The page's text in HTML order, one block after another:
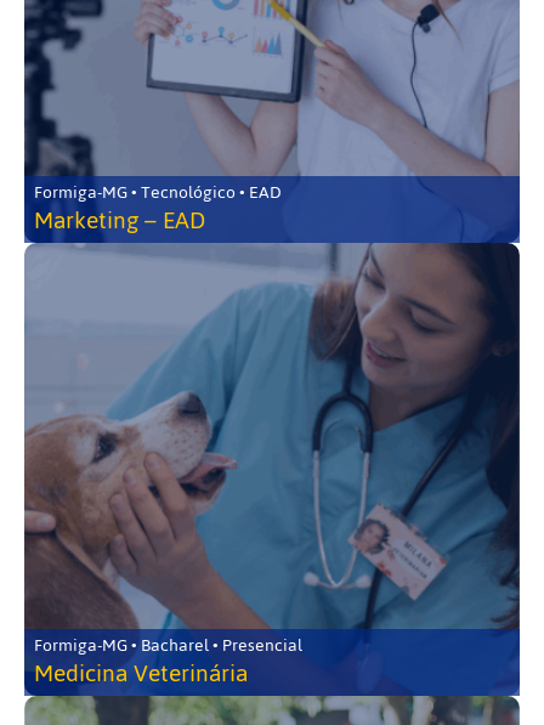
Formiga-MG • Tecnológico • EAD
Marketing – EAD
Formiga-MG • Bacharel • Presencial
Medicina Veterinária